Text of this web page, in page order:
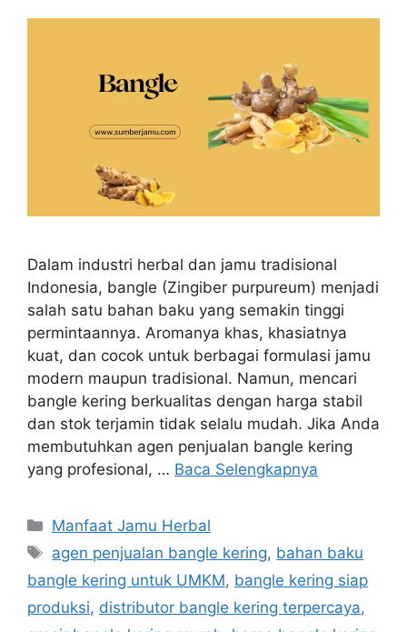
Dalam industri herbal dan jamu tradisional
Indonesia, bangle (Zingiber purpureum) menjadi
salah satu bahan baku yang semakin tinggi
permintaannya. Aromanya khas, khasiatnya
kuat, dan cocok untuk berbagai formulasi jamu
modern maupun tradisional. Namun, mencari
bangle kering berkualitas dengan harga stabil
dan stok terjamin tidak selalu mudah. Jika Anda
membutuhkan agen penjualan bangle kering
yang profesional, … Baca Selengkapnya
Kategori
Manfaat Jamu Herbal
Tag
agen penjualan bangle kering, bahan baku
bangle kering untuk UMKM, bangle kering siap
produksi, distributor bangle kering terpercaya,